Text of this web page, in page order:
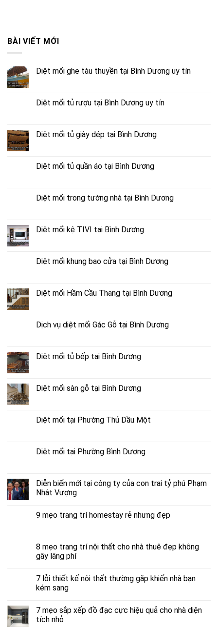
BÀI VIẾT MỚI
Diệt mối ghe tàu thuyền tại Bình Dương uy tín
Diệt mối tủ rượu tại Bình Dương uy tín
Diệt mối tủ giày dép tại Bình Dương
Diệt mối tủ quần áo tại Bình Dương
Diệt mối trong tường nhà tại Bình Dương
Diệt mối kệ TIVI tại Bình Dương
Diệt mối khung bao cửa tại Bình Dương
Diệt mối Hầm Cầu Thang tại Bình Dương
Dịch vụ diệt mối Gác Gỗ tại Bình Dương
Diệt mối tủ bếp tại Bình Dương
Diệt mối sàn gỗ tại Bình Dương
Diệt mối tại Phường Thủ Dầu Một
Diệt mối tại Phường Bình Dương
Diễn biến mới tại công ty của con trai tỷ phú Phạm
Nhật Vượng
9 mẹo trang trí homestay rẻ nhưng đẹp
8 mẹo trang trí nội thất cho nhà thuê đẹp không
gây lãng phí
7 lỗi thiết kế nội thất thường gặp khiến nhà bạn
kém sang
7 mẹo sắp xếp đồ đạc cực hiệu quả cho nhà diện
tích nhỏ